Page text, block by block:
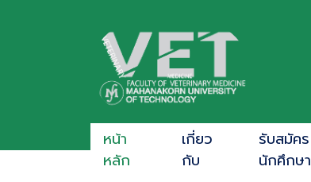
หน้า
หลัก
เกี่ยว
กับ
รับสมัคร
นักศึกษา